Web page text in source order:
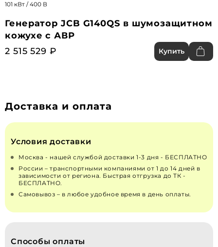
101 кВт / 400 В
Генератор JCB G140QS в шумозащитном
кожухе с АВР
2 515 529 ₽
Купить
Доставка и оплата
Условия доставки
Москва - нашей службой доставки 1-3 дня - БЕСПЛАТНО
России – транспортными компаниями от 1 до 14 дней в
зависимости от региона. Быстрая отгрузка до ТК -
БЕСПЛАТНО.
Самовывоз – в любое удобное время в день оплаты.
Способы оплаты